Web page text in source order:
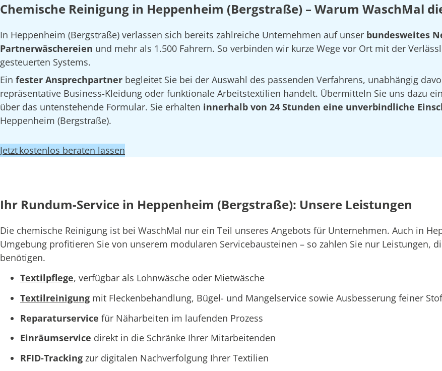
Chemische Reinigung in Heppenheim (Bergstraße) – Warum WaschMal
In Heppenheim (Bergstraße) verlassen sich bereits zahlreiche Unternehmen auf unser bundesweites
Partnerwäschereien und mehr als 1.500 Fahrern. So verbinden wir kurze Wege vor Ort mit der
gesteuerten Systems.
Ein fester Ansprechpartner begleitet Sie bei der Auswahl des passenden Verfahrens, unabhängig
repräsentative Business-Kleidung oder funktionale Arbeitstextilien handelt. Übermitteln Sie uns dazu
über das untenstehende Formular. Sie erhalten innerhalb von 24 Stunden eine unverbindliche
Heppenheim (Bergstraße).
Jetzt kostenlos beraten lassen
Ihr Rundum-Service in Heppenheim (Bergstraße): Unsere Leistungen
Die chemische Reinigung ist bei WaschMal nur ein Teil unseres Angebots für Unternehmen. Auch in
Umgebung profitieren Sie von unserem modularen Servicebausteinen – so zahlen Sie nur Leistungen,
benötigen.
Textilpflege, verfügbar als Lohnwäsche oder Mietwäsche
Textilreinigung mit Fleckenbehandlung, Bügel- und Mangelservice sowie Ausbesserung feiner
Reparaturservice für Näharbeiten im laufenden Prozess
Einräumservice direkt in die Schränke Ihrer Mitarbeitenden
RFID-Tracking zur digitalen Nachverfolgung Ihrer Textilien